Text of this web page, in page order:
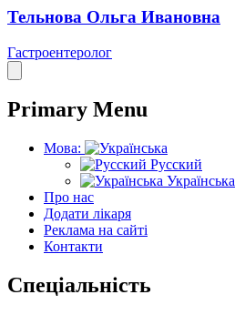
Тельнова Ольга Ивановна
Гастроентеролог
Primary Menu
Мова:
Русский
Українська
Про нас
Додати лікаря
Реклама на сайті
Контакти
Спеціальність